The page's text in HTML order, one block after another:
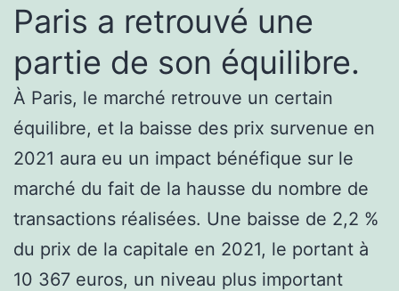
Paris a retrouvé une
partie de son équilibre.
À Paris, le marché retrouve un certain
équilibre, et la baisse des prix survenue en
2021 aura eu un impact bénéfique sur le
marché du fait de la hausse du nombre de
transactions réalisées. Une baisse de 2,2 %
du prix de la capitale en 2021, le portant à
10 367 euros, un niveau plus important